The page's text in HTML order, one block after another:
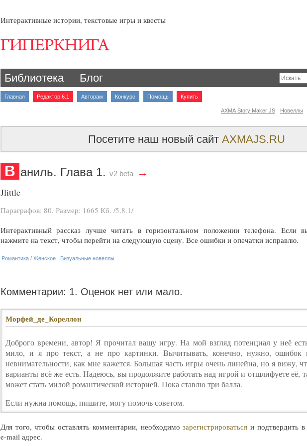
Интерактивные истории, текстовые игры и квесты
Библиотека Блог
Главная Редактор 6.1 Авторам Конкурс Помощь Купить
Новеллы
AXMA Story Maker JS
Посетите наш новый сайт AXMAJS.RU
В аниль. Глава 1. v2 beta →
Jlittle
Параграфов: 80. Размер: 1665 Кб. /5.8.1/
Интерактивный рассказ лучше читать в горизонтальном положении телефона. Если
нажмите на текст, чтобы перейти на следующую сцену. Все ошибки и опечатки исправлю.
Романтика / Женское Визуальные новеллы
Комментарии: 1. Оценок нет или мало.
Морфей_де_Кореллон
Доброго времени, автор! Я прочитал вашу игру. На мой взгляд потенциал у неё
мило, и я про текст, а не про картинки. Вычитывать, конечно, нужно, ошибок
невнимательности, как мне кажется. Большая часть игры очень линейна, но я вижу,
варианты всё же есть. Надеюсь, вы продолжите работать над игрой и отшлифуете её,
может стать милой романтической историей. Пока ставлю три балла.
Если нужна помощь, пишите, могу помочь советом.
Для того, чтобы оставлять комментарии, необходимозарегистрироваться и подтвердить
e-mail адрес.